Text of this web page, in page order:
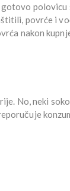
polovicu
povrće i
nakon
No, neki